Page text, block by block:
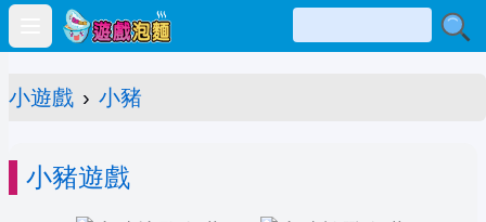
Open main menu
小遊戲 › 小豬
小豬遊戲